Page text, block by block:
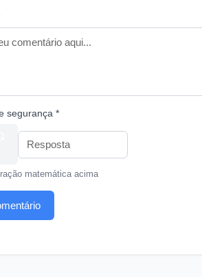
segurança *
matemática acima